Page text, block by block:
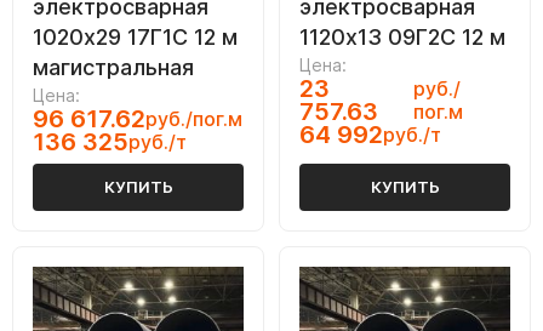
электросварная
1020х29 17Г1С 12 м
магистральная
Цена:
96 617.62руб./пог.м
136 325руб./т
КУПИТЬ
электросварная
1120х13 09Г2С 12 м
Цена:
23
757.63
руб./
пог.м
64 992руб./т
КУПИТЬ